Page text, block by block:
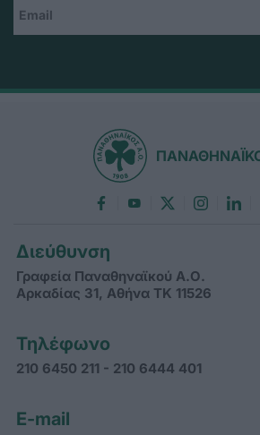
Διεύθυνση
Γραφεία Παναθηναϊκού Α.Ο.
Αρκαδίας 31, Αθήνα ΤΚ 11526
Τηλέφωνο
210 6450 211 - 210 6444 401
E-mail